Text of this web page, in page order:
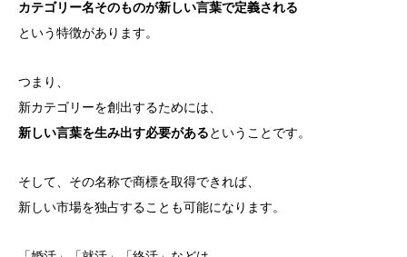
カテゴリー名そのものが新しい言葉で定義される
という特徴があります。
つまり、
新カテゴリーを創出するためには、
新しい言葉を生み出す必要がある ということです。
そして、その名称で商標を取得できれば、
新しい市場を独占することも可能になります。